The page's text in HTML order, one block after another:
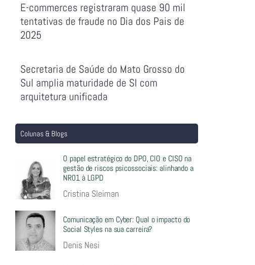
E-commerces registraram quase 90 mil
tentativas de fraude no Dia dos Pais de
2025
Secretaria de Saúde do Mato Grosso do
Sul amplia maturidade de SI com
arquitetura unificada
Colunas & Blogs
O papel estratégico do DPO, CIO e CISO na
gestão de riscos psicossociais: alinhando a
NR01 à LGPD
Cristina Sleiman
Comunicação em Cyber: Qual o impacto do
Social Styles na sua carreira?
Denis Nesi